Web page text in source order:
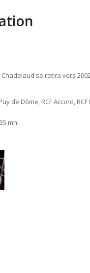
se retira vers
Dôme, RCF Accord,
mn.